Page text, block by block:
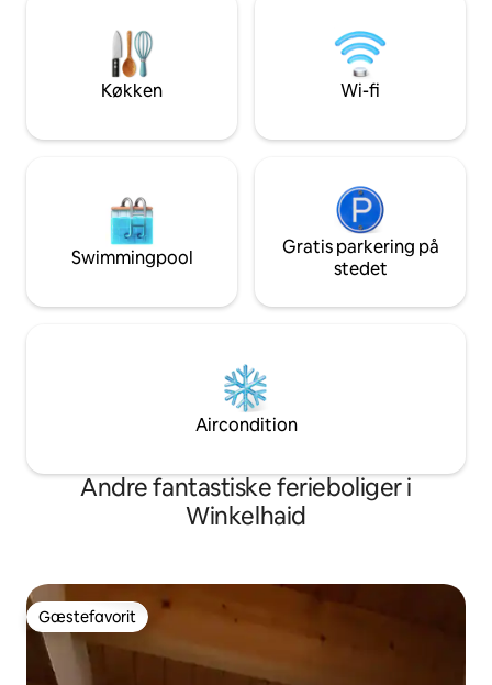
Køkken, spisestue, badeværelse, på 1.
sal: 2 soveværelser. 1. sal: stue,
læse-/arbejdsværelse, 2 soveværelser,
badeværelse. Udlejer: bruger kontoret!
Schweiz er heller
Køkken Wi-fi
Swimmingpool
Gratis parkering på
stedet
Aircondition
Andre fantastiske ferieboliger i
Winkelhaid
Gæstefavorit
Gæstefavorit